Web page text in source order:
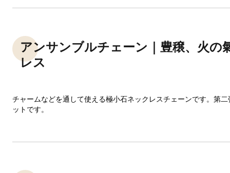
アンサンブルチェーン｜豊穣、火の
レス
チャームなどを通して使える極小石ネックレスチェーンです。第
ットです。